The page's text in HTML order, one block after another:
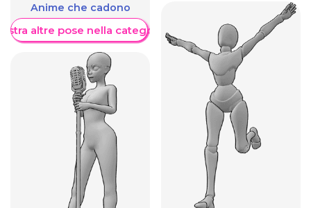
Anime che cadono
altre pose nella categoria